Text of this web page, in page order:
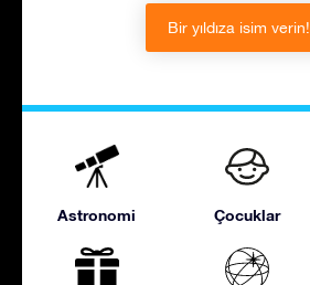
Bir yıldıza isim verin!
Astronomi Çocuklar